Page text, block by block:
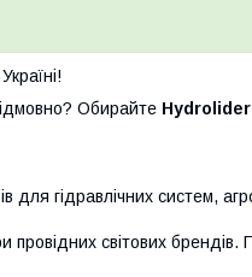
Обирайте Hydrolider
для гідравлічних систем,
провідних світових